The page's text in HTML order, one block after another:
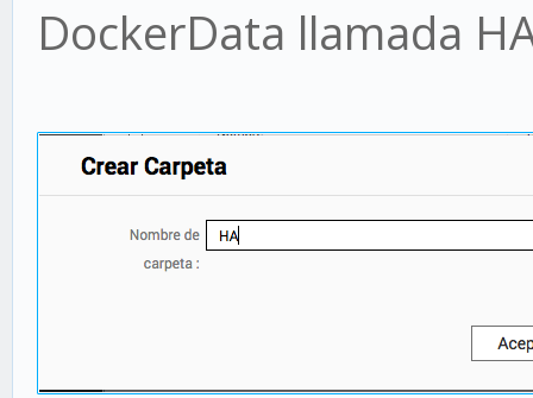
DockerData llamada